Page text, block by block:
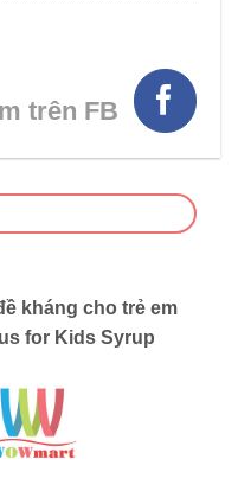
trên FB
kháng cho trẻ em
for Kids Syrup